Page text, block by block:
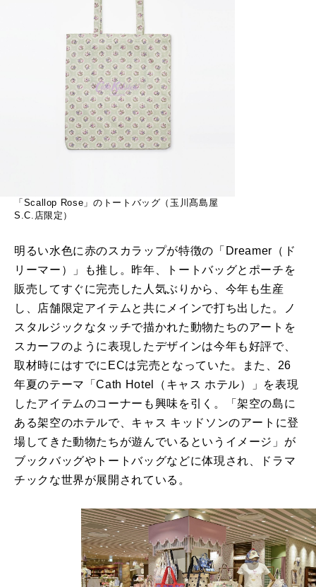
「Scallop Rose」のトートバッグ（玉川髙島屋
S.C.店限定）
明るい水色に赤のスカラップが特徴の「Dreamer（ド
リーマー）」も推し。昨年、トートバッグとポーチを
販売してすぐに完売した人気ぶりから、今年も生産
し、店舗限定アイテムと共にメインで打ち出した。ノ
スタルジックなタッチで描かれた動物たちのアートを
スカーフのように表現したデザインは今年も好評で、
取材時にはすでにECは完売となっていた。また、26
年夏のテーマ「Cath Hotel（キャス ホテル）」を表現
したアイテムのコーナーも興味を引く。「架空の島に
ある架空のホテルで、キャス キッドソンのアートに登
場してきた動物たちが遊んでいるというイメージ」が
ブックバッグやトートバッグなどに体現され、ドラマ
チックな世界が展開されている。